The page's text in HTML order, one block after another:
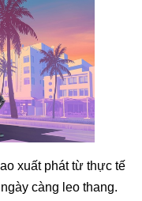
xuất phát từ thực tế
càng leo thang.